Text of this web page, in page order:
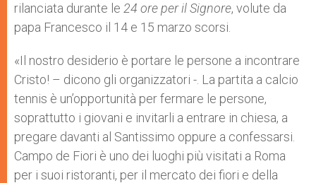
rilanciata durante le 24 ore per il Signore, volute da
papa Francesco il 14 e 15 marzo scorsi.
«Il nostro desiderio è portare le persone a incontrare
Cristo! – dicono gli organizzatori -. La partita a calcio
tennis è un’opportunità per fermare le persone,
soprattutto i giovani e invitarli a entrare in chiesa, a
pregare davanti al Santissimo oppure a confessarsi.
Campo de Fiori è uno dei luoghi più visitati a Roma
per i suoi ristoranti, per il mercato dei fiori e della